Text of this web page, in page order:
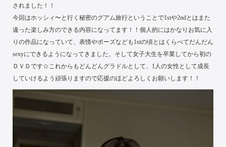
されました！！
今回はホッシィ〜と行く秘密のグアム旅行ということで1stや2ndとはまた
違った楽しみ方のできる内容になってます！！個人的にはかなりお気に入
りの作品になっていて、表情やポーズなども1stの頃とはくらべてだんだん
sexyにできるようになってきました。そして女子大生を卒業してから初の
ＤＶＤです☆これからもどんどんグラドルとして、1人の女性として成長
していけるよう頑張りますので応援のほどよろしくお願いします！！